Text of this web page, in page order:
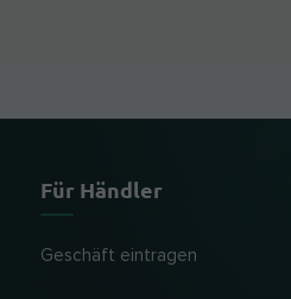
Für Händler
Geschäft eintragen